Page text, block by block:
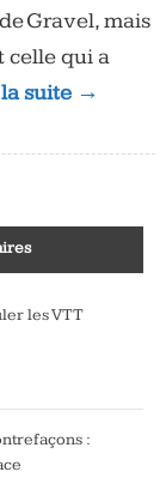
Gravel, mais
celle qui a
suite →
les VTT
: